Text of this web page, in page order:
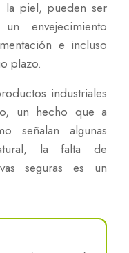
la piel, pueden ser
envejecimiento
e incluso
plazo.
industriales
un hecho que a
señalan algunas
la falta de
seguras es un